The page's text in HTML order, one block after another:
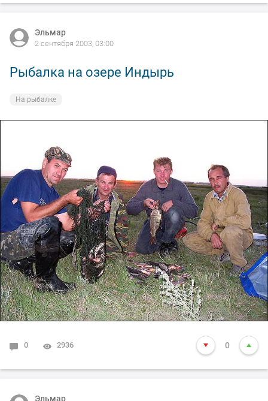
Эльмар
2 сентября 2003, 03:00
Рыбалка на озере Индырь
На рыбалке
0 2936 0
Эльмар